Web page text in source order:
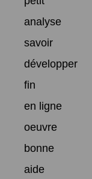
analyse
savoir
développer
fin
en ligne
oeuvre
bonne
aide